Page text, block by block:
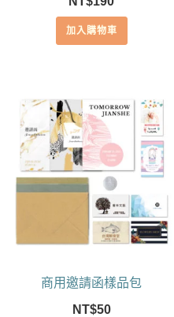
滿分 5
加入購物車
商用邀請函樣品包
NT$50